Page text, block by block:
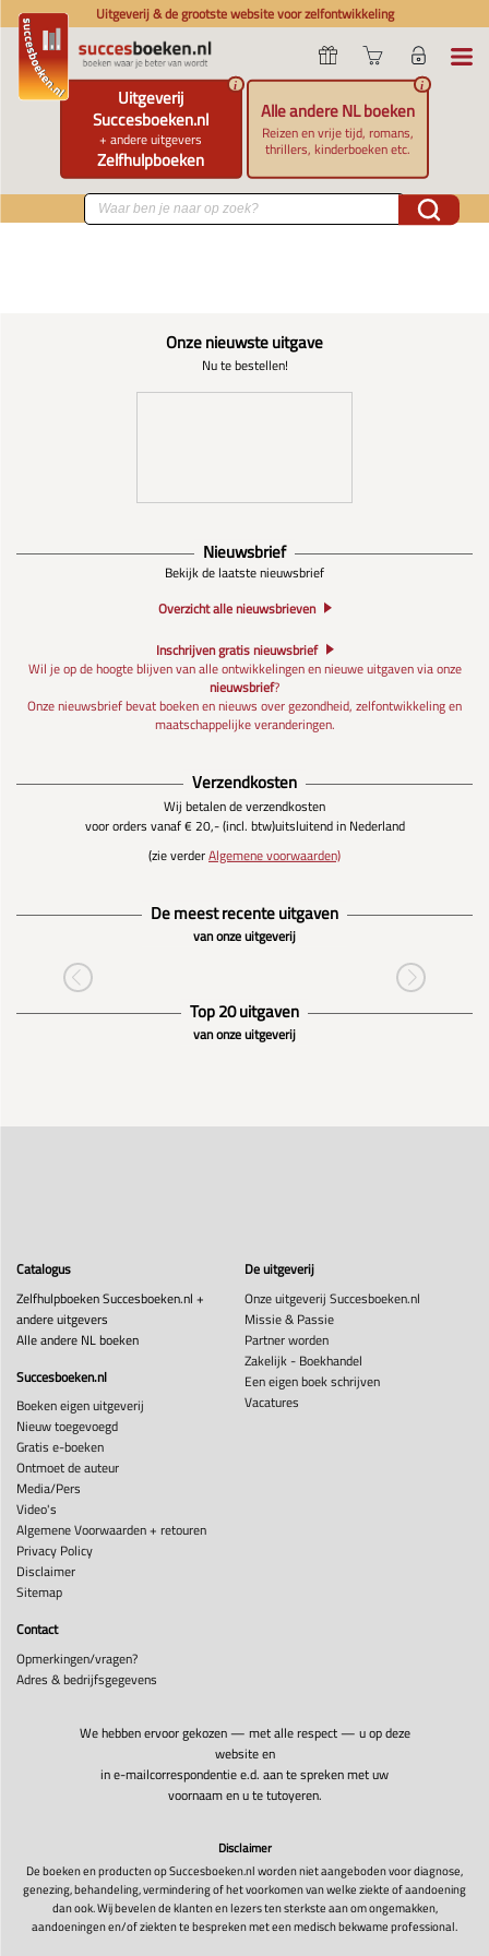
Uitgeverij & de grootste website voor zelfontwikkeling
Uitgeverij
Succesboeken.nl
+ andere uitgevers
Zelfhulpboeken
i
Alle andere NL boeken
Reizen en vrije tijd, romans,
thrillers, kinderboeken etc.
i
Onze nieuwste uitgave
Nu te bestellen!
Nieuwsbrief
Bekijk de laatste nieuwsbrief
Overzicht alle nieuwsbrieven
Inschrijven gratis nieuwsbrief
Wil je op de hoogte blijven van alle ontwikkelingen en nieuwe uitgaven via onze
nieuwsbrief?
Onze nieuwsbrief bevat boeken en nieuws over gezondheid, zelfontwikkeling en
maatschappelijke veranderingen.
Verzendkosten
Wij betalen de verzendkosten
voor orders vanaf € 20,- (incl. btw)uitsluitend in Nederland
(zie verderAlgemene voorwaarden)
De meest recente uitgaven
van onze uitgeverij
Top 20 uitgaven
van onze uitgeverij
Catalogus
Zelfhulpboeken Succesboeken.nl +
andere uitgevers
Alle andere NL boeken
Succesboeken.nl
Boeken eigen uitgeverij
Nieuw toegevoegd
Gratis e-boeken
Ontmoet de auteur
Media/Pers
Video's
Algemene Voorwaarden + retouren
Privacy Policy
Disclaimer
Sitemap
De uitgeverij
Onze uitgeverij Succesboeken.nl
Missie & Passie
Partner worden
Zakelijk - Boekhandel
Een eigen boek schrijven
Vacatures
Contact
Opmerkingen/vragen?
Adres & bedrijfsgegevens
We hebben ervoor gekozen — met alle respect — u op deze
website en
in e-mailcorrespondentie e.d. aan te spreken met uw
voornaam en u te tutoyeren.
Disclaimer
De boeken en producten op Succesboeken.nl worden niet aangeboden voor diagnose,
genezing, behandeling, vermindering of het voorkomen van welke ziekte of aandoening
dan ook. Wij bevelen de klanten en lezers ten sterkste aan om ongemakken,
aandoeningen en/of ziekten te bespreken met een medisch bekwame professional.